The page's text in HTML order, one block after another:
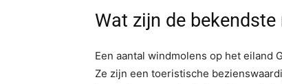
Wat zijn de
Een aantal windmolens op het eiland
Ze zijn een toeristische